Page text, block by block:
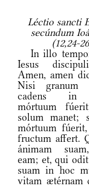
Léctio sancti
secúndum
(12,24-
In illo
Iesus
Amen, amen
Nisi granum
cadens in
mórtuum
solum manet;
mórtuum
fructum affert.
ánimam
eam; et, qui
suam in hoc
vitam ætérnam